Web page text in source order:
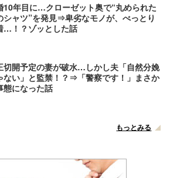
10年目に…クローゼット奥で“丸められた
シャツ”を発見⇒卑劣なモノが、べっとり
…！？ゾッとした話
切開予定の妻が破水…しかし夫「自然分娩
ない」と監禁！？⇒「警察です！」まさか
態になった話
もっとみる